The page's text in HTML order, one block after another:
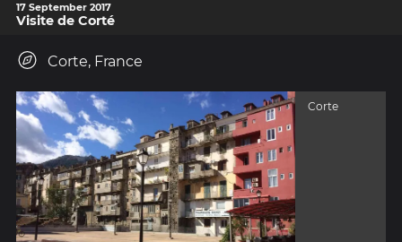
17 September 2017
Visite de Corté
Corte, France
Corte